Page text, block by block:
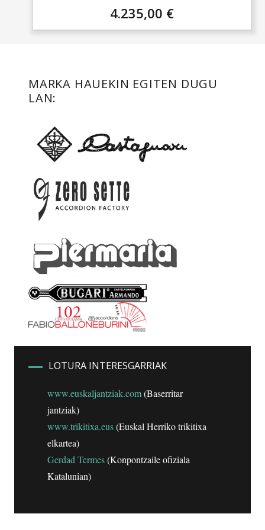
4.235,00 €
MARKA HAUEKIN EGITEN DUGU
LAN:
LOTURA INTERESGARRIAK
www.euskaljantziak.com(Baserritar
jantziak)
www.trikitixa.eus(Euskal Herriko trikitixa
elkartea)
Gerdad Termes(Konpontzaile ofiziala
Katalunian)